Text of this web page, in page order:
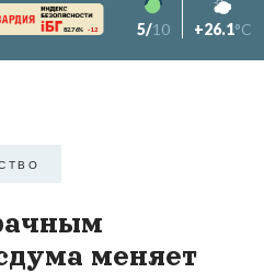
82.76% -1.2 5/10 +26.1°C
меняет